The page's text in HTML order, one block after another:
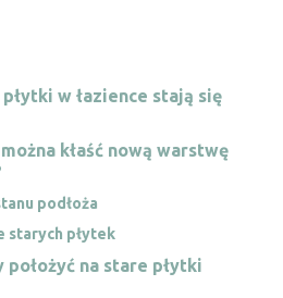
w łazience stają się
kłaść nową warstwę
podłoża
starych płytek
położyć na stare płytki